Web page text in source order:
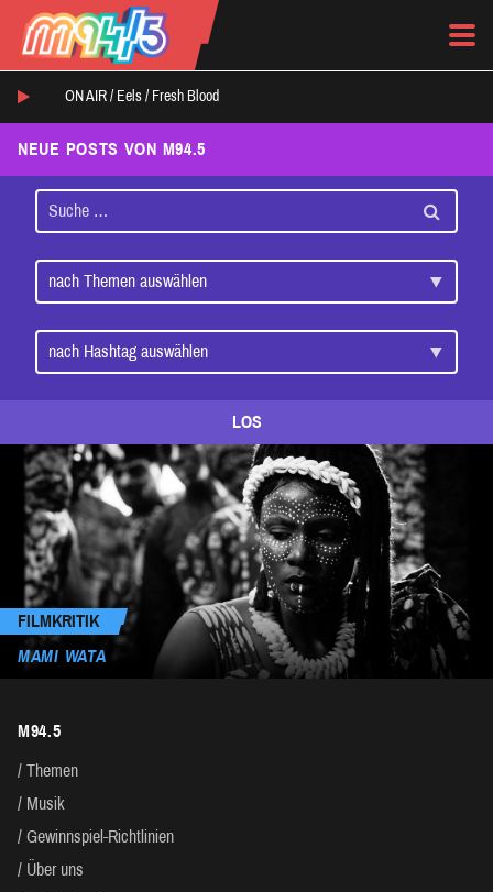
ON AIR / Eels / Fresh Blood
NEUE POSTS VON M94.5
LOS
FILMKRITIK
MAMI WATA
M94.5
Themen
Musik
Gewinnspiel-Richtlinien
Über uns